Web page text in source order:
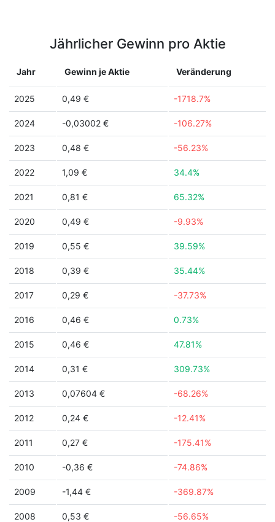
Jährlicher Gewinn pro Aktie
Jahr Gewinn je Aktie Veränderung
2025 0,49 € -1718.7%
2024 -0,03002 € -106.27%
2023 0,48 € -56.23%
2022 1,09 € 34.4%
2021 0,81 € 65.32%
2020 0,49 € -9.93%
2019 0,55 € 39.59%
2018 0,39 € 35.44%
2017 0,29 € -37.73%
2016 0,46 € 0.73%
2015 0,46 € 47.81%
2014 0,31 € 309.73%
2013 0,07604 € -68.26%
2012 0,24 € -12.41%
2011 0,27 € -175.41%
2010 -0,36 € -74.86%
2009 -1,44 € -369.87%
2008 0,53 € -56.65%